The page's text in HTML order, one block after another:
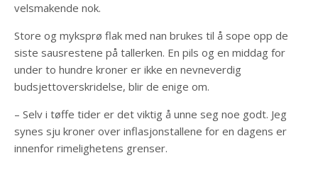
velsmakende nok.
Store og myksprø flak med nan brukes til å sope opp de
siste sausrestene på tallerken. En pils og en middag for
under to hundre kroner er ikke en nevneverdig
budsjettoverskridelse, blir de enige om.
– Selv i tøffe tider er det viktig å unne seg noe godt. Jeg
synes sju kroner over inflasjonstallene for en dagens er
innenfor rimelighetens grenser.